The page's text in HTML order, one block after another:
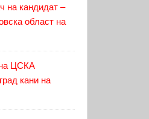
на кандидат –
област на
ЦСКА
кани на